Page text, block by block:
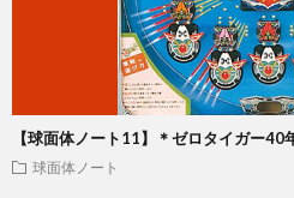
【球面体ノート11】＊ゼロタイガー
球面体ノート